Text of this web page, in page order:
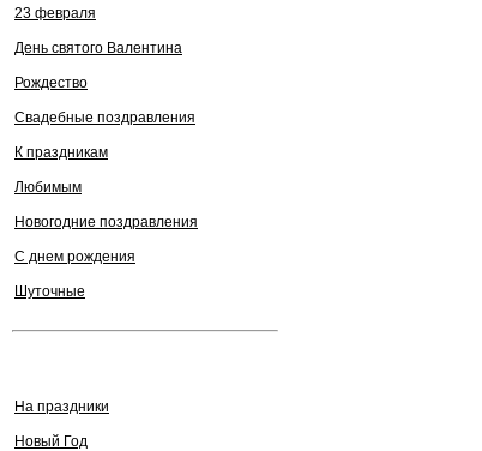
23 февраля
День святого Валентина
Рождество
Cвадебные поздравления
К праздникам
Любимым
Новогодние поздравления
С днем рождения
Шуточные
На праздники
Новый Год